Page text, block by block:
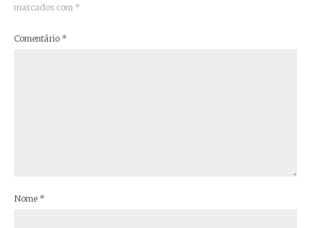
marcados com *
Comentário *
Nome *